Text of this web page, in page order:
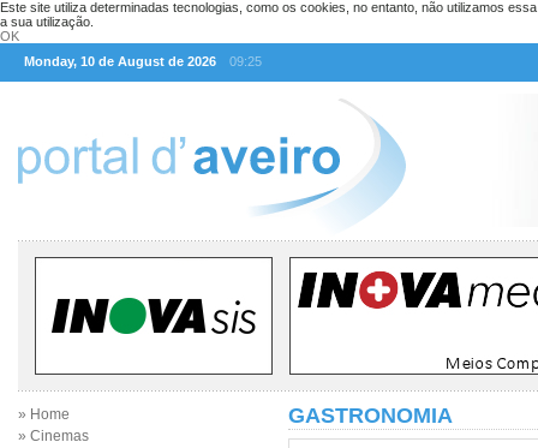
Este site utiliza determinadas tecnologias, como os cookies, no entanto, não utilizamos
a sua utilização.
OK
Monday, 10 de August de 2026
09:25
» Home
» Cinemas
GASTRONOMIA